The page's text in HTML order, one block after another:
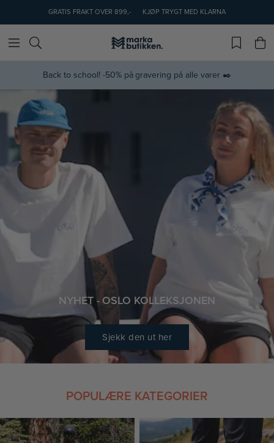
GRATIS FRAKT OVER 899,- KJØP TRYGT MED KLARNA
Back to school! -50% på gravering på alle varer ✒️
NYHET - OSLO KOLLEKSJONEN
Sjekk den ut her
POPULÆRE KATEGORIER